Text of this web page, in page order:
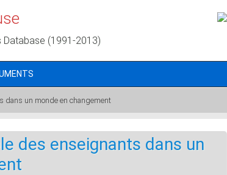
Database (1991-2013)
dans un monde en changement
des enseignants dans un